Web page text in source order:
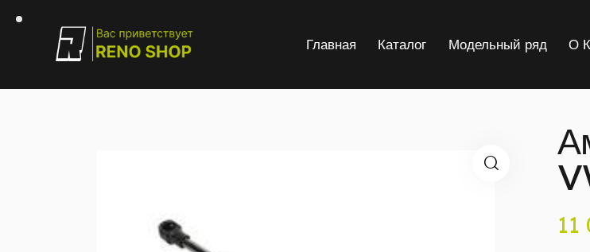
Главная Каталог Модельный ряд О
11